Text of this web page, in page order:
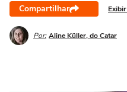
Compartilhar
Por: Aline Küller, do Catar